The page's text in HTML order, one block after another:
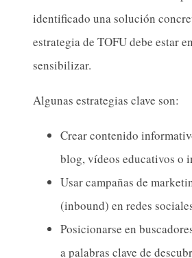
identificado una solución
estrategia de TOFU debe estar
sensibilizar.
Algunas estrategias clave son:
Crear contenido
blog, vídeos educativos o
Usar campañas de
(inbound) en redes
Posicionarse en
a palabras clave de